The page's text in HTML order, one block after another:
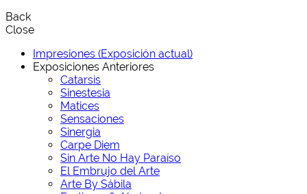
Back
Close
Impresiones (Exposición actual)
Exposiciones Anteriores
Catarsis
Sinestesia
Matices
Sensaciones
Sinergia
Carpe Diem
Sin Arte No Hay Paraíso
El Embrujo del Arte
Arte By Sábila